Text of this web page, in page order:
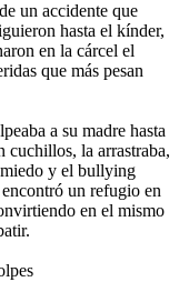
un accidente que
hasta el kínder,
en la cárcel el
que más pesan
a su madre hasta
cuchillos, la arrastraba,
miedo y el bullying
un refugio en
en el mismo